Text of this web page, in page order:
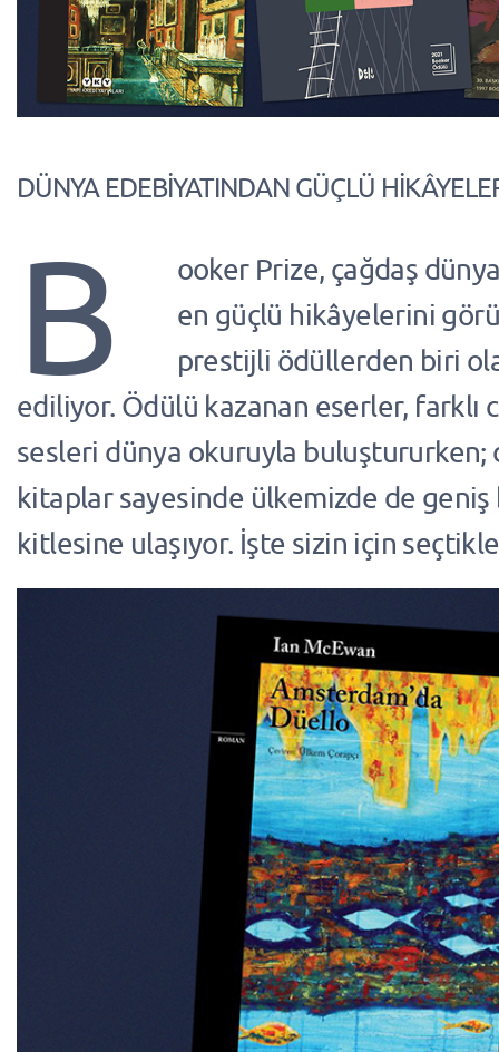
DÜNYA EDEBİYATINDAN GÜÇLÜ
B
ooker Prize, çağdaş
en güçlü hikâyelerini
prestijli ödüllerden biri
ediliyor. Ödülü kazanan eserler, farklı
sesleri dünya okuruyla buluştururken;
kitaplar sayesinde ülkemizde de
kitlesine ulaşıyor. İşte sizin için